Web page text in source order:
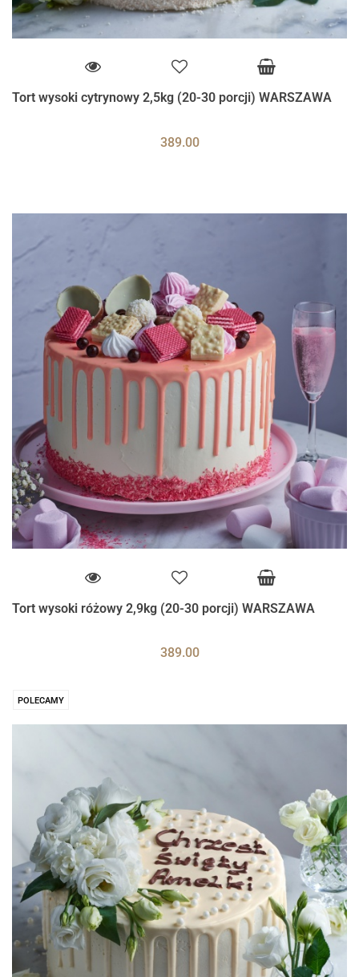
Tort wysoki cytrynowy 2,5kg (20-30 porcji) WARSZAWA
389.00
Tort wysoki różowy 2,9kg (20-30 porcji) WARSZAWA
389.00
POLECAMY